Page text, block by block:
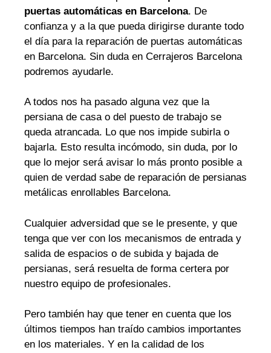
puertas automáticas en Barcelona. De
confianza y a la que pueda dirigirse durante todo
el día para la reparación de puertas automáticas
en Barcelona. Sin duda en Cerrajeros Barcelona
podremos ayudarle.
A todos nos ha pasado alguna vez que la
persiana de casa o del puesto de trabajo se
queda atrancada. Lo que nos impide subirla o
bajarla. Esto resulta incómodo, sin duda, por lo
que lo mejor será avisar lo más pronto posible a
quien de verdad sabe de reparación de persianas
metálicas enrollables Barcelona.
Cualquier adversidad que se le presente, y que
tenga que ver con los mecanismos de entrada y
salida de espacios o de subida y bajada de
persianas, será resuelta de forma certera por
nuestro equipo de profesionales.
Pero también hay que tener en cuenta que los
últimos tiempos han traído cambios importantes
en los materiales. Y en la calidad de los